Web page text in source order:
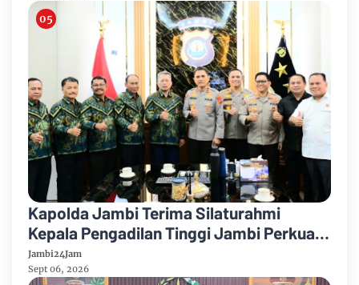
Kapolda Jambi Terima Silaturahmi
Kepala Pengadilan Tinggi Jambi Perkuat
Sinergi Antar Lembaga
Jambi24Jam
Sept 06, 2026